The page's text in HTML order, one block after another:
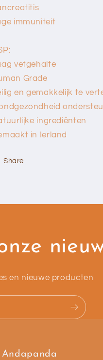
immuniteit
vetgehalte
Grade
en gemakkelijk te
ingrediënten
in Ierland
Share
en nieuwe producten
Andapanda